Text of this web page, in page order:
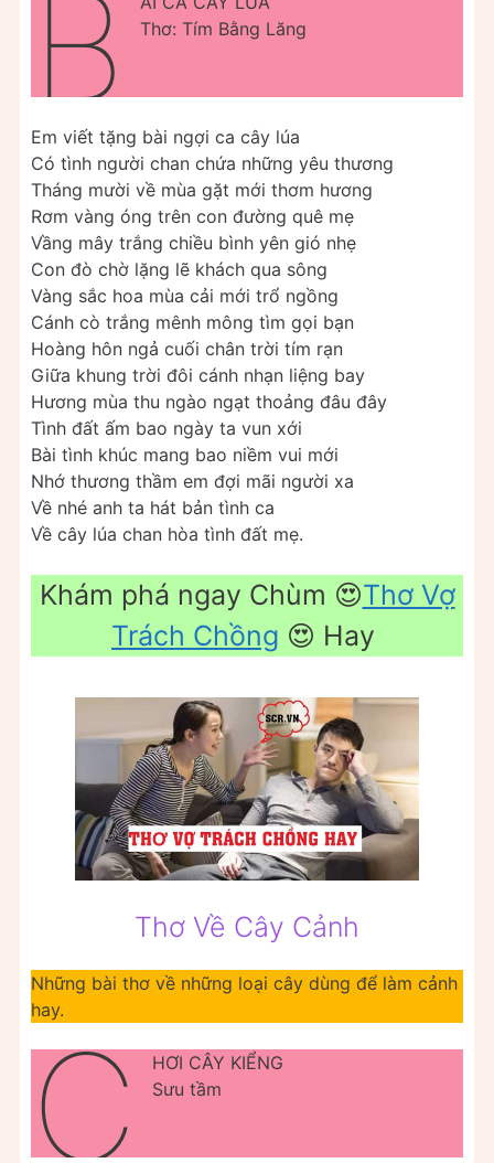
B
Thơ: Tím Bằng Lăng
Em viết tặng bài ngợi ca cây lúa
Có tình người chan chứa những yêu thương
Tháng mười về mùa gặt mới thơm hương
Rơm vàng óng trên con đường quê mẹ
Vầng mây trắng chiều bình yên gió nhẹ
Con đò chờ lặng lẽ khách qua sông
Vàng sắc hoa mùa cải mới trổ ngồng
Cánh cò trắng mênh mông tìm gọi bạn
Hoàng hôn ngả cuối chân trời tím rạn
Giữa khung trời đôi cánh nhạn liệng bay
Hương mùa thu ngào ngạt thoảng đâu đây
Tình đất ấm bao ngày ta vun xới
Bài tình khúc mang bao niềm vui mới
Nhớ thương thầm em đợi mãi người xa
Về nhé anh ta hát bản tình ca
Về cây lúa chan hòa tình đất mẹ.
Khám phá ngay Chùm 😍Thơ Vợ
Trách Chồng 😍 Hay
Thơ Về Cây Cảnh
Những bài thơ về những loại cây dùng để làm cảnh
hay.
C
HƠI CÂY KIỂNG
Sưu tầm